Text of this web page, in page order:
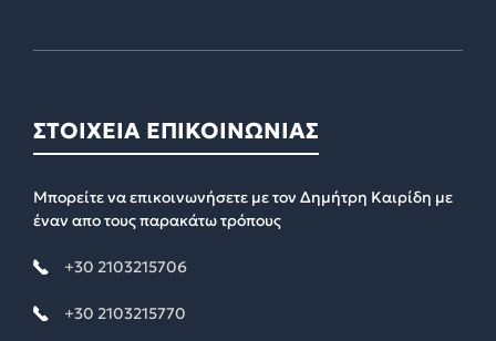
ΣΤΟΙΧΕΙΑ ΕΠΙΚΟΙΝΩΝΙΑΣ
Μπορείτε να επικοινωνήσετε με τον Δημήτρη Καιρίδη με
έναν απο τους παρακάτω τρόπους
+30 2103215706
+30 2103215770